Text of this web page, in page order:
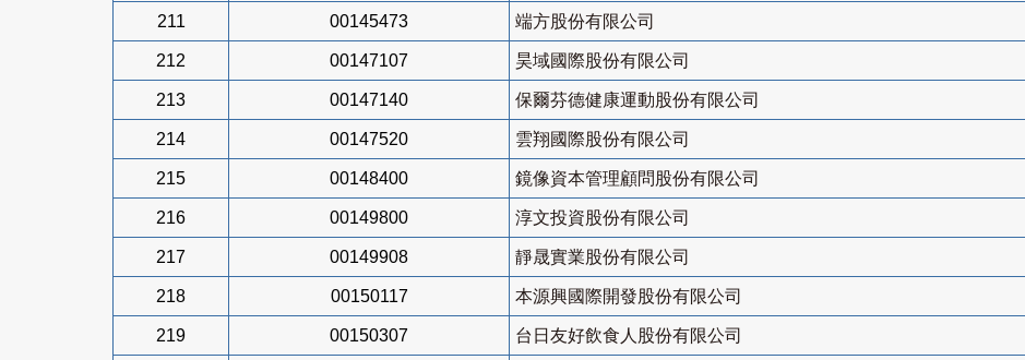
211 00145473 端方股份有限公司
212 00147107 昊域國際股份有限公司
213 00147140 保爾芬德健康運動股份有限公司
214 00147520 雲翔國際股份有限公司
215 00148400 鏡像資本管理顧問股份有限公司
216 00149800 淳文投資股份有限公司
217 00149908 靜晟實業股份有限公司
218 00150117 本源興國際開發股份有限公司
219 00150307 台日友好飲食人股份有限公司